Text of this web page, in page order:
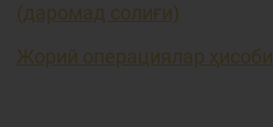
(даромад солиғи)
Жорий операциялар ҳисоби